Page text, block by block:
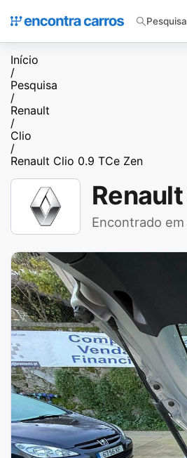
Pesquisa
Início
/
Pesquisa
/
Renault
/
Clio
/
Renault Clio 0.9 TCe Zen
Renault
Encontrado em